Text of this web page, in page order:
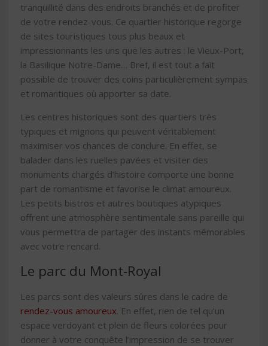
tranquillité dans des endroits branchés et de profiter
de votre rendez-vous. Ce quartier historique regorge
de sites touristiques tous plus beaux et
impressionnants les uns que les autres : le Vieux-Port,
la Basilique Notre-Dame… Bref, il est tout a fait
possible de trouver des coins particulièrement sympas
et romantiques où apporter sa date.
Les centres historiques sont des quartiers très
typiques et mignons qui peuvent véritablement
maximiser vos chances de conclure. En effet, se
balader dans les ruelles pavées et visiter des
monuments chargés d’histoire comporte une bonne
part de romantisme et favorise le climat amoureux.
Les petits bistros et autres boutiques atypiques
offrent une atmosphère sentimentale sans pareille qui
vous permettra de partager des instants mémorables
avec votre rencard.
Le parc du Mont-Royal
Les parcs sont des valeurs sûres dans le cadre de
rendez-vous amoureux. En effet, rien de tel qu’un
espace verdoyant et plein de fleurs colorées pour
donner à votre conquête l’impression de se trouver